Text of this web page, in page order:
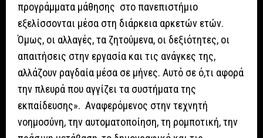
προγράμματα μάθησης στο πανεπιστήμιο
εξελίσσονται μέσα στη διάρκεια αρκετών ετών.
Όμως, οι αλλαγές, τα ζητούμενα, οι δεξιότητες, οι
απαιτήσεις στην εργασία και τις ανάγκες της,
αλλάζουν ραγδαία μέσα σε μήνες. Αυτό σε ό,τι αφορά
την πλευρά που αγγίζει τα συστήματα της
εκπαίδευσης». Αναφερόμενος στην τεχνητή
νοημοσύνη, την αυτοματοποίηση, τη ρομποτική, την